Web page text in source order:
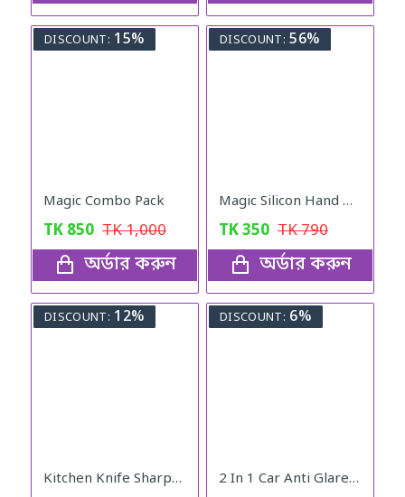
DISCOUNT: 15%
Magic Combo Pack
TK 850 TK1,000
অর্ডার করুন
DISCOUNT: 56%
Magic Silicon Hand Gloves
TK350 TK790
অর্ডার করুন
DISCOUNT: 12%
Kitchen Knife Sharpener
DISCOUNT: 6%
2 In 1 Car Anti Glare Day And Night Sun visor Mirrors